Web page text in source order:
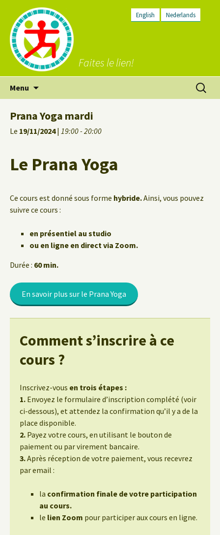
English Nederlands
Faites le lien!
Menu
Prana Yoga mardi
Le 19/11/2024| 19:00 - 20:00
Le Prana Yoga
Ce cours est donné sous forme hybride.Ainsi, vous pouvez
suivre ce cours :
en présentiel au studio
ou en ligne en direct via Zoom.
Durée : 60 min.
En savoir plus sur le Prana Yoga
Comment s’inscrire à ce
cours ?
Inscrivez-vous en trois étapes :
1. Envoyez le formulaire d’inscription complété (voir
ci-dessous), et attendez la confirmation qu’il y a de la
place disponible.
2. Payez votre cours, en utilisant le bouton de
paiement ou par virement bancaire.
3.Après réception de votre paiement, vous recevrez
par email :
la confirmation finale de votre participation
au cours.
le lien Zoom pour participer aux cours en ligne.